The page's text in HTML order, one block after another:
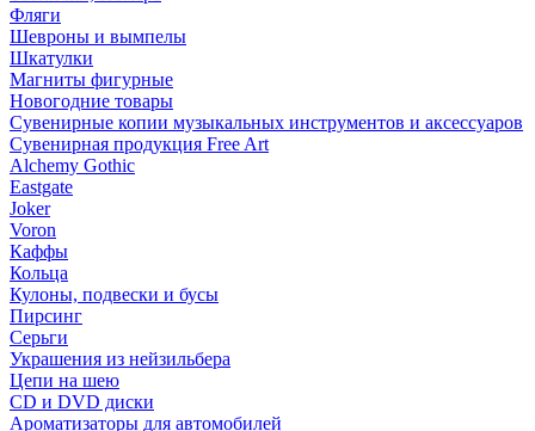
Фляги
Шевроны и вымпелы
Шкатулки
Магниты фигурные
Новогодние товары
Сувенирные копии музыкальных инструментов и аксессуаров
Сувенирная продукция Free Art
Alchemy Gothic
Eastgate
Joker
Voron
Каффы
Кольца
Кулоны, подвески и бусы
Пирсинг
Серьги
Украшения из нейзильбера
Цепи на шею
CD и DVD диски
Ароматизаторы для автомобилей